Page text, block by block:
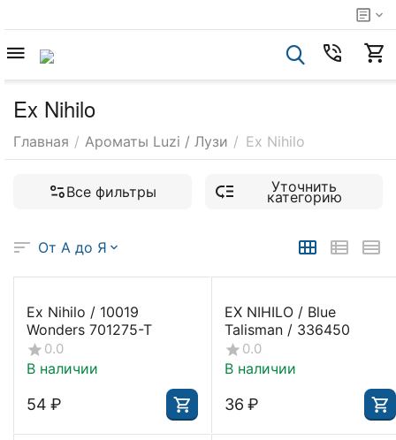
Ex Nihilo
Главная / Ароматы Luzi / Лузи / Ex Nihilo
Все фильтры Уточнить
категорию
От А до Я
Ex Nihilo / 10019
Wonders 701275-T
0.0
В наличии
‍54‍ ₽
EX NIHILO / Blue
Talisman / 336450
0.0
В наличии
‍36‍ ₽